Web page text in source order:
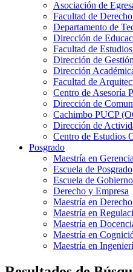
Asociación de
Facultad de
Departamento de
Dirección de
Facultad de
Dirección de
Dirección
Facultad de
Centro de Asesoría
Dirección de
Cachimbo PUCP
Dirección de
Centro de Estudios
Posgrado
Maestría en
Escuela de Posgrado
Escuela de
Derecho y Empresa
Maestría en
Maestría en
Maestría en
Maestría en
Maestría en